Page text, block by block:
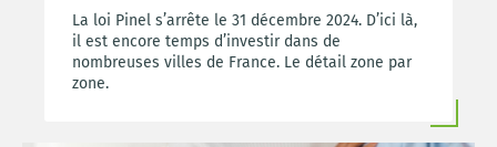
La loi Pinel s’arrête le 31 décembre 2024. D’ici là,
il est encore temps d’investir dans de
nombreuses villes de France. Le détail zone par
zone.